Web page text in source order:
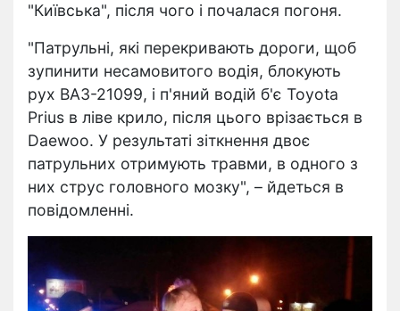
"Київська", після чого і почалася погоня.
"Патрульні, які перекривають дороги, щоб
зупинити несамовитого водія, блокують
рух ВАЗ-21099, і п'яний водій б'є Toyota
Prius в ліве крило, після цього врізається в
Daewoo. У результаті зіткнення двоє
патрульних отримують травми, в одного з
них струс головного мозку", – йдеться в
повідомленні.